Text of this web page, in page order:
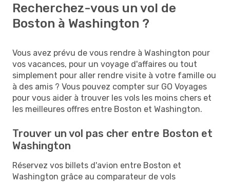
Recherchez-vous un vol de
Boston à Washington ?
Vous avez prévu de vous rendre à Washington pour
vos vacances, pour un voyage d'affaires ou tout
simplement pour aller rendre visite à votre famille ou
à des amis ? Vous pouvez compter sur GO Voyages
pour vous aider à trouver les vols les moins chers et
les meilleures offres entre Boston et Washington.
Trouver un vol pas cher entre Boston et
Washington
Réservez vos billets d'avion entre Boston et
Washington grâce au comparateur de vols